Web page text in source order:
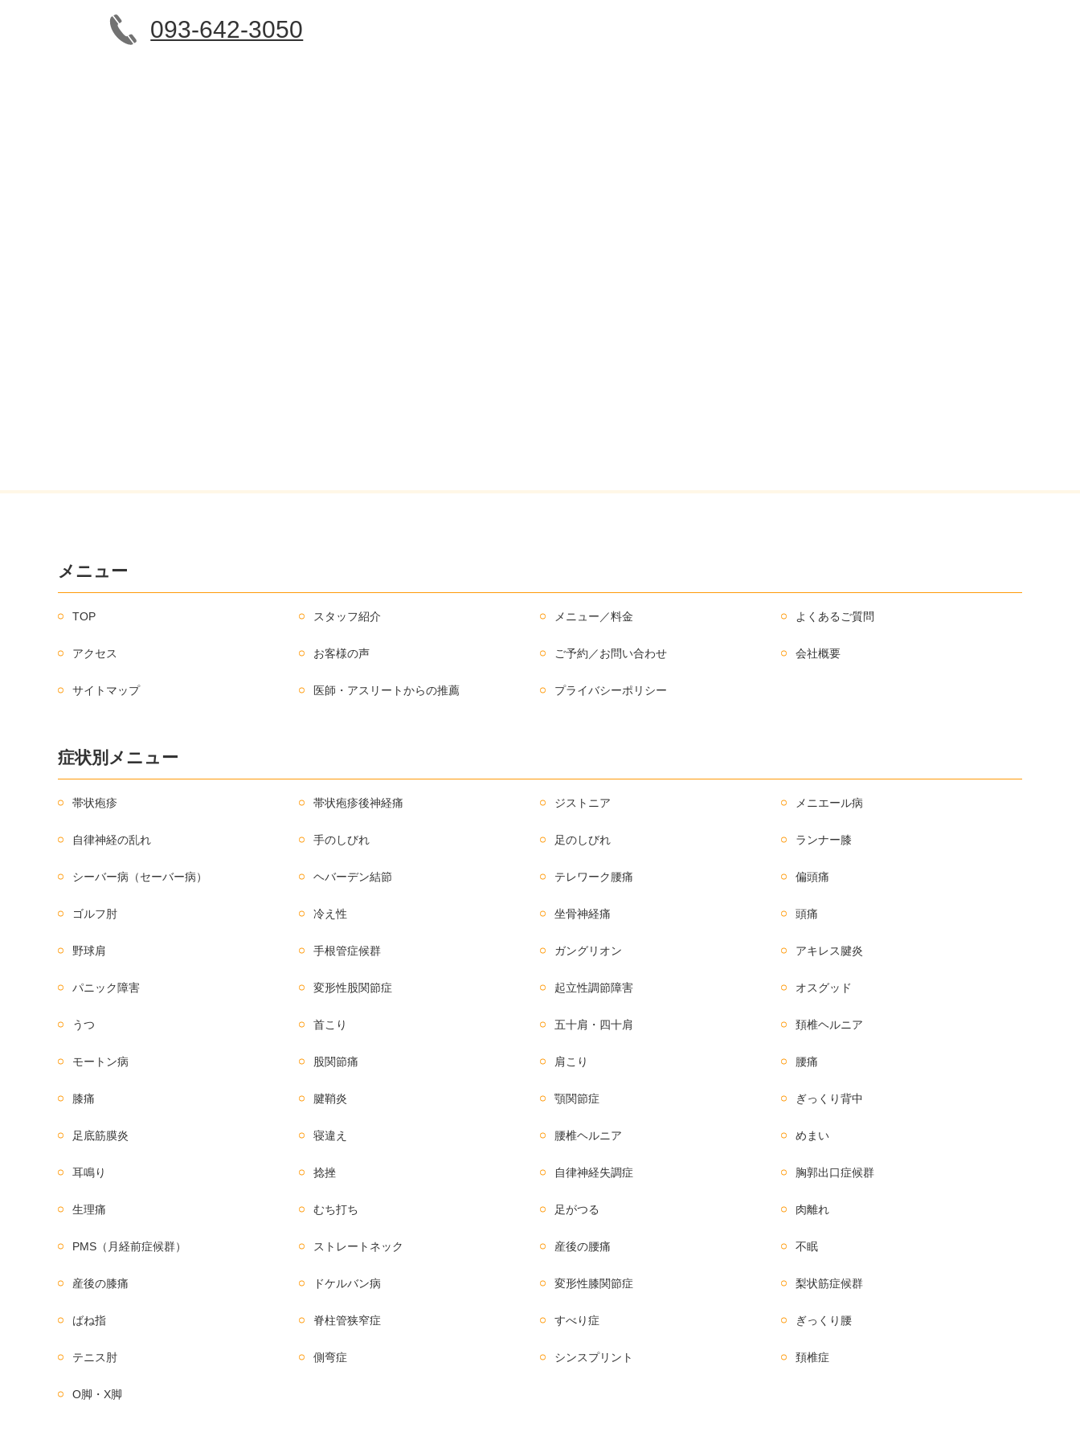
093-642-3050
メニュー
TOP スタッフ紹介 メニュー／料金 よくあるご質問
アクセス お客様の声 ご予約／お問い合わせ 会社概要
サイトマップ 医師・アスリートからの推薦 プライバシーポリシー
症状別メニュー
帯状疱疹 帯状疱疹後神経痛 ジストニア メニエール病
自律神経の乱れ 手のしびれ 足のしびれ ランナー膝
シーバー病（セーバー病） ヘバーデン結節 テレワーク腰痛 偏頭痛
ゴルフ肘 冷え性 坐骨神経痛 頭痛
野球肩 手根管症候群 ガングリオン アキレス腱炎
パニック障害 変形性股関節症 起立性調節障害 オスグッド
うつ 首こり 五十肩・四十肩 頚椎ヘルニア
モートン病 股関節痛 肩こり 腰痛
膝痛 腱鞘炎 顎関節症 ぎっくり背中
足底筋膜炎 寝違え 腰椎ヘルニア めまい
耳鳴り 捻挫 自律神経失調症 胸郭出口症候群
生理痛 むち打ち 足がつる 肉離れ
PMS（月経前症候群） ストレートネック 産後の腰痛 不眠
産後の膝痛 ドケルバン病 変形性膝関節症 梨状筋症候群
ばね指 脊柱管狭窄症 すべり症 ぎっくり腰
テニス肘 側弯症 シンスプリント 頚椎症
O脚・X脚